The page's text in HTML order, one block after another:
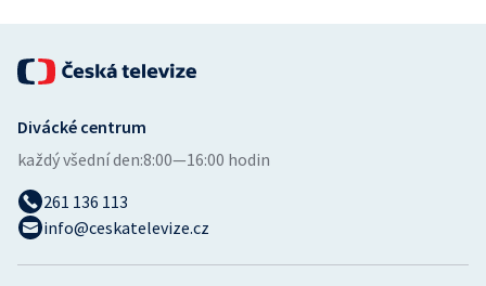
Divácké centrum
každý všední den:8:00—16:00 hodin
261 136 113
info@ceskatelevize.cz